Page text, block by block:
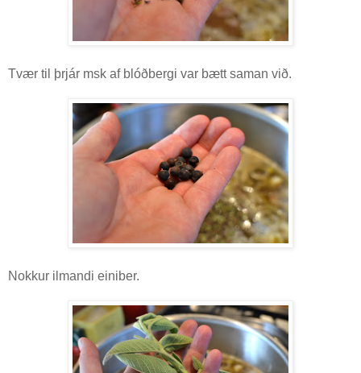
Tvær til þrjár msk af blóðbergi var bætt saman við.
Nokkur ilmandi einiber.